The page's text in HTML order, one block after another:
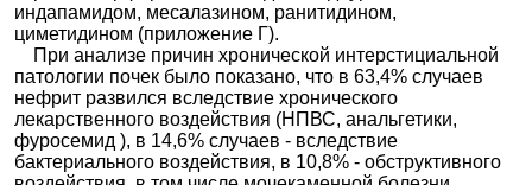
индапамидом, месалазином, ранитидином,
циметидином (приложение Г).
При анализе причин хронической интерстициальной
патологии почек было показано, что в 63,4% случаев
нефрит развился вследствие хронического
лекарственного воздействия (НПВС, анальгетики,
фуросемид ), в 14,6% случаев - вследствие
бактериального воздействия, в 10,8% - обструктивного